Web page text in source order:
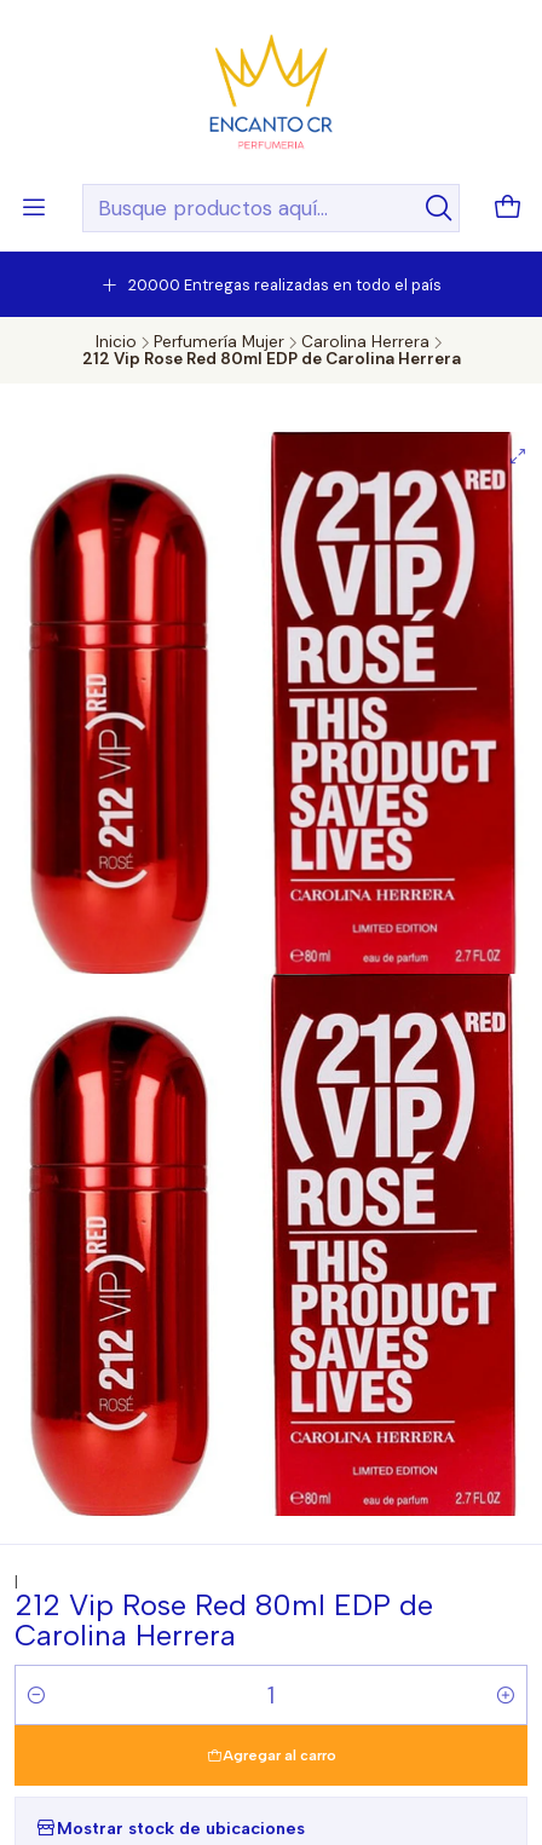
20.000 Entregas realizadas en todo el país
Inicio Perfumería Mujer
Carolina Herrera
212 Vip Rose Red 80ml EDP de Carolina Herrera
|
212 Vip Rose Red 80ml EDP de
Carolina Herrera
Cantidad
Agregar al carro
Mostrar stock de ubicaciones